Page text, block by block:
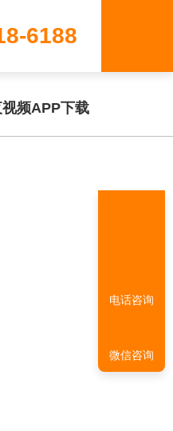
line115
6188
频APP下载
电话咨询
微信咨询